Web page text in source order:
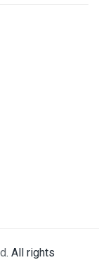
. All rights